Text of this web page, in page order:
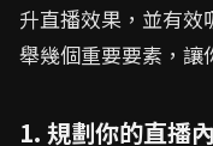
升直播效果，並有
舉幾個重要要素，讓
1. 規劃你的直播